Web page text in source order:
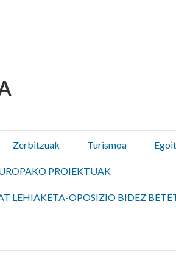
Zerbitzuak Turismoa
PROIEKTUAK
LEHIAKETA-OPOSIZIO BIDEZ